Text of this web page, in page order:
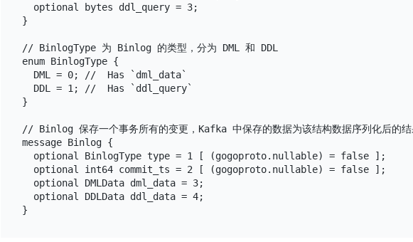
  optional bytes ddl_query = 3;
}
// BinlogType 为 Binlog 的类型，分为 DML 和 DDL
enum BinlogType {
  DML = 0; //  Has `dml_data`
  DDL = 1; //  Has `ddl_query`
}
// Binlog 保存一个事务所有的变更，Kafka 中保存的数据为该结构数据序列化后的结
message Binlog {
  optional BinlogType type = 1 [ (gogoproto.nullable) = false ];
  optional int64 commit_ts = 2 [ (gogoproto.nullable) = false ];
  optional DMLData dml_data = 3;
  optional DDLData ddl_data = 4;